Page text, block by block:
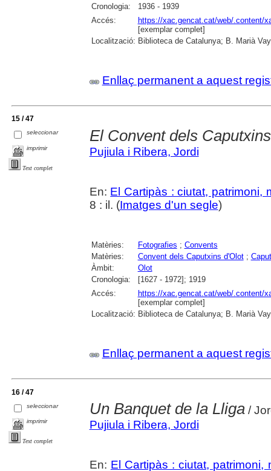
Cronologia:
1936 - 1939
Accés:
https://xac.gencat.cat/web/.content/
[exemplar complet]
Localització: Biblioteca de Catalunya; B. Marià
Enllaç permanent a aquest
15 / 47
seleccionar
imprimir
Text complet
El Convent dels Caputxins
Pujiula i Ribera, Jordi
En: El Cartipàs : ciutat, patrimoni,
8 : il. (Imatges d'un segle)
Matèries: Fotografies ; Convents
Matèries:
Convent dels Caputxins d'Olot;
Àmbit:
Olot
Cronologia:
[1627 - 1972]; 1919
Accés:
https://xac.gencat.cat/web/.content/
[exemplar complet]
Localització: Biblioteca de Catalunya; B. Marià
Enllaç permanent a aquest
16 / 47
seleccionar
imprimir
Text complet
Un Banquet de la Lliga/
Pujiula i Ribera, Jordi
En: El Cartipàs : ciutat, patrimoni,